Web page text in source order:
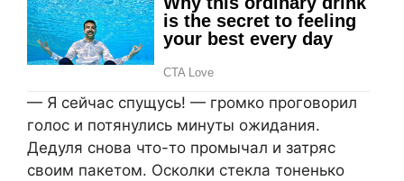
— Я сейчас спущусь! — громко проговорил
голос и потянулись минуты ожидания.
Дедуля снова что-то промычал и затряс
своим пакетом. Осколки стекла тоненько